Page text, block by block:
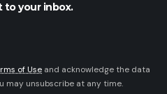
to your inbox.
of Use and acknowledge the data
may unsubscribe at any time.